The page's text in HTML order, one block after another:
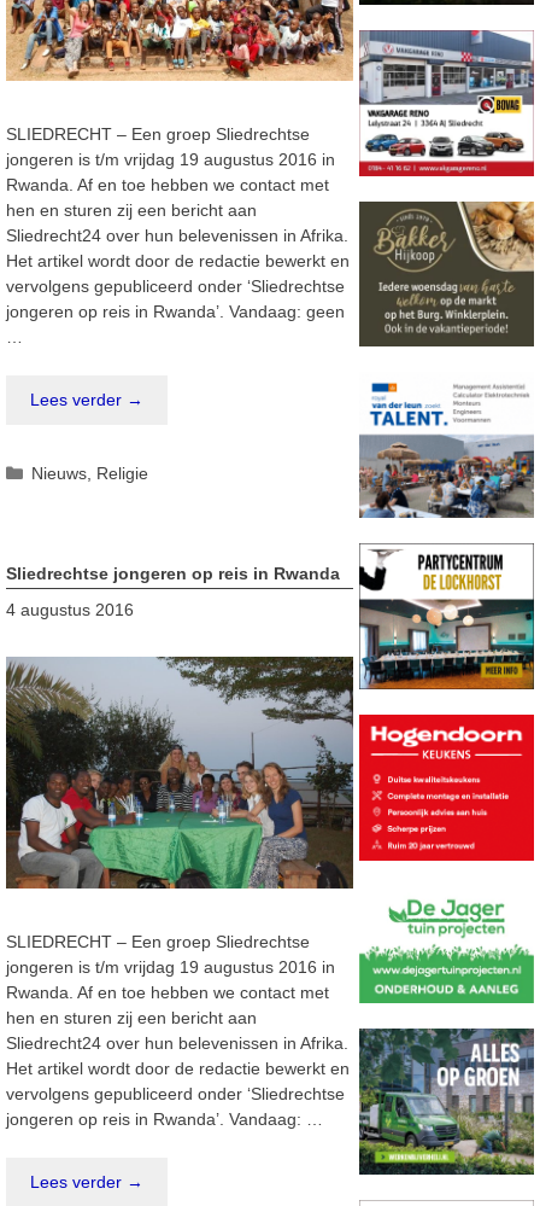
SLIEDRECHT – Een groep Sliedrechtse
jongeren is t/m vrijdag 19 augustus 2016 in
Rwanda. Af en toe hebben we contact met
hen en sturen zij een bericht aan
Sliedrecht24 over hun belevenissen in Afrika.
Het artikel wordt door de redactie bewerkt en
vervolgens gepubliceerd onder ‘Sliedrechtse
jongeren op reis in Rwanda’. Vandaag: geen
…
Lees verder →
Categorieën
Nieuws, Religie
Sliedrechtse jongeren op reis in Rwanda
4 augustus 2016
SLIEDRECHT – Een groep Sliedrechtse
jongeren is t/m vrijdag 19 augustus 2016 in
Rwanda. Af en toe hebben we contact met
hen en sturen zij een bericht aan
Sliedrecht24 over hun belevenissen in Afrika.
Het artikel wordt door de redactie bewerkt en
vervolgens gepubliceerd onder ‘Sliedrechtse
jongeren op reis in Rwanda’. Vandaag: …
Lees verder →